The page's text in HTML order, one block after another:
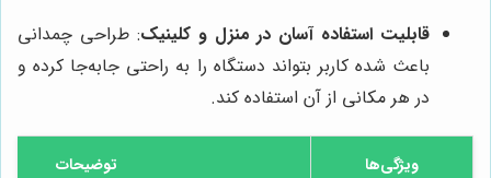
قابلیت استفاده آسان در منزل و کلینیک: طراحی چمدانی
باعث شده کاربر بتواند دستگاه را به راحتی جابه‌جا کرده و
در هر مکانی از آن استفاده کند.
ویژگی‌ها توضیحات